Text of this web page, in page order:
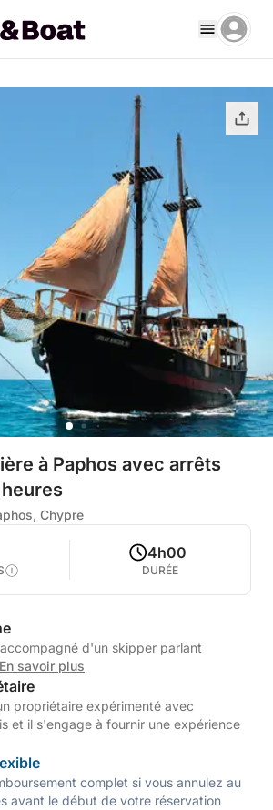
à Paphos avec arrêts
Chypre
4h00
DURÉE
d'un skipper parlant
En savoir plus
propriétaire expérimenté avec
et il s'engage à fournir une expérience
complet si vous annulez au
avant le début de votre réservation